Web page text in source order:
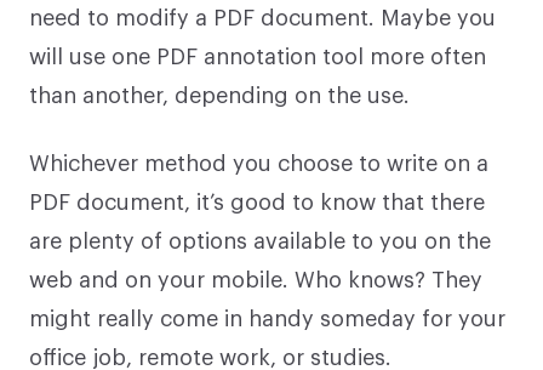
need to modify a PDF document. Maybe you
will use one PDF annotation tool more often
than another, depending on the use.
Whichever method you choose to write on a
PDF document, it’s good to know that there
are plenty of options available to you on the
web and on your mobile. Who knows? They
might really come in handy someday for your
office job, remote work, or studies.